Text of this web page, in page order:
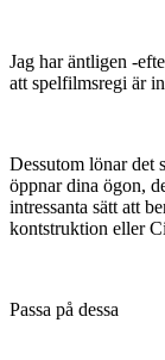
Jag har äntligen -
att spelfilmsregi är
Dessutom lönar det
öppnar dina ögon,
intressanta sätt att
kontstruktion eller
Passa på dessa